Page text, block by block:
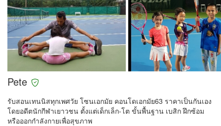
Pete
รับสอนเทนนิสทุกเพศวัย โซนเอกมัย คอนโดเอกมัย63 ราคาเป็นกันเอง
โดยอดีตนักกีฬาเยาวชน ตั้งแต่เด็กเล็ก-โต ขั้นพื้นฐาน เบสิก ฝึกซ้อม
หรือออกกำลังกายเพื่อสุขภาพ